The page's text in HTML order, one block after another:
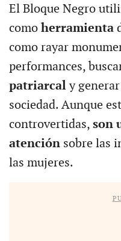
El Bloque Negro
comoherramienta
como rayar
performances,
patriarcaly
sociedad. Aunque
controvertidas, son
atenciónsobre las
las mujeres.